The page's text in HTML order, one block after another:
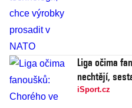
Liga očima
nechtějí,
iSport.cz